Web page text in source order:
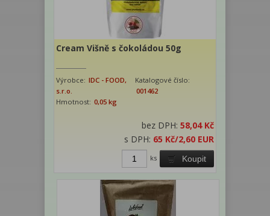
Cream Višně s čokoládou 50g
Výrobce: IDC - FOOD,
s.r.o.
Katalogové číslo:
001462
Hmotnost: 0,05 kg
bez DPH: 58,04 Kč
s DPH: 65 Kč/2,60 EUR
Koupit
ks